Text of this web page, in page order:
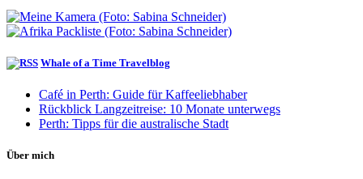
Whale of a Time Travelblog
Café in Perth: Guide für Kaffeeliebhaber
Rückblick Langzeitreise: 10 Monate unterwegs
Perth: Tipps für die australische Stadt
Über mich